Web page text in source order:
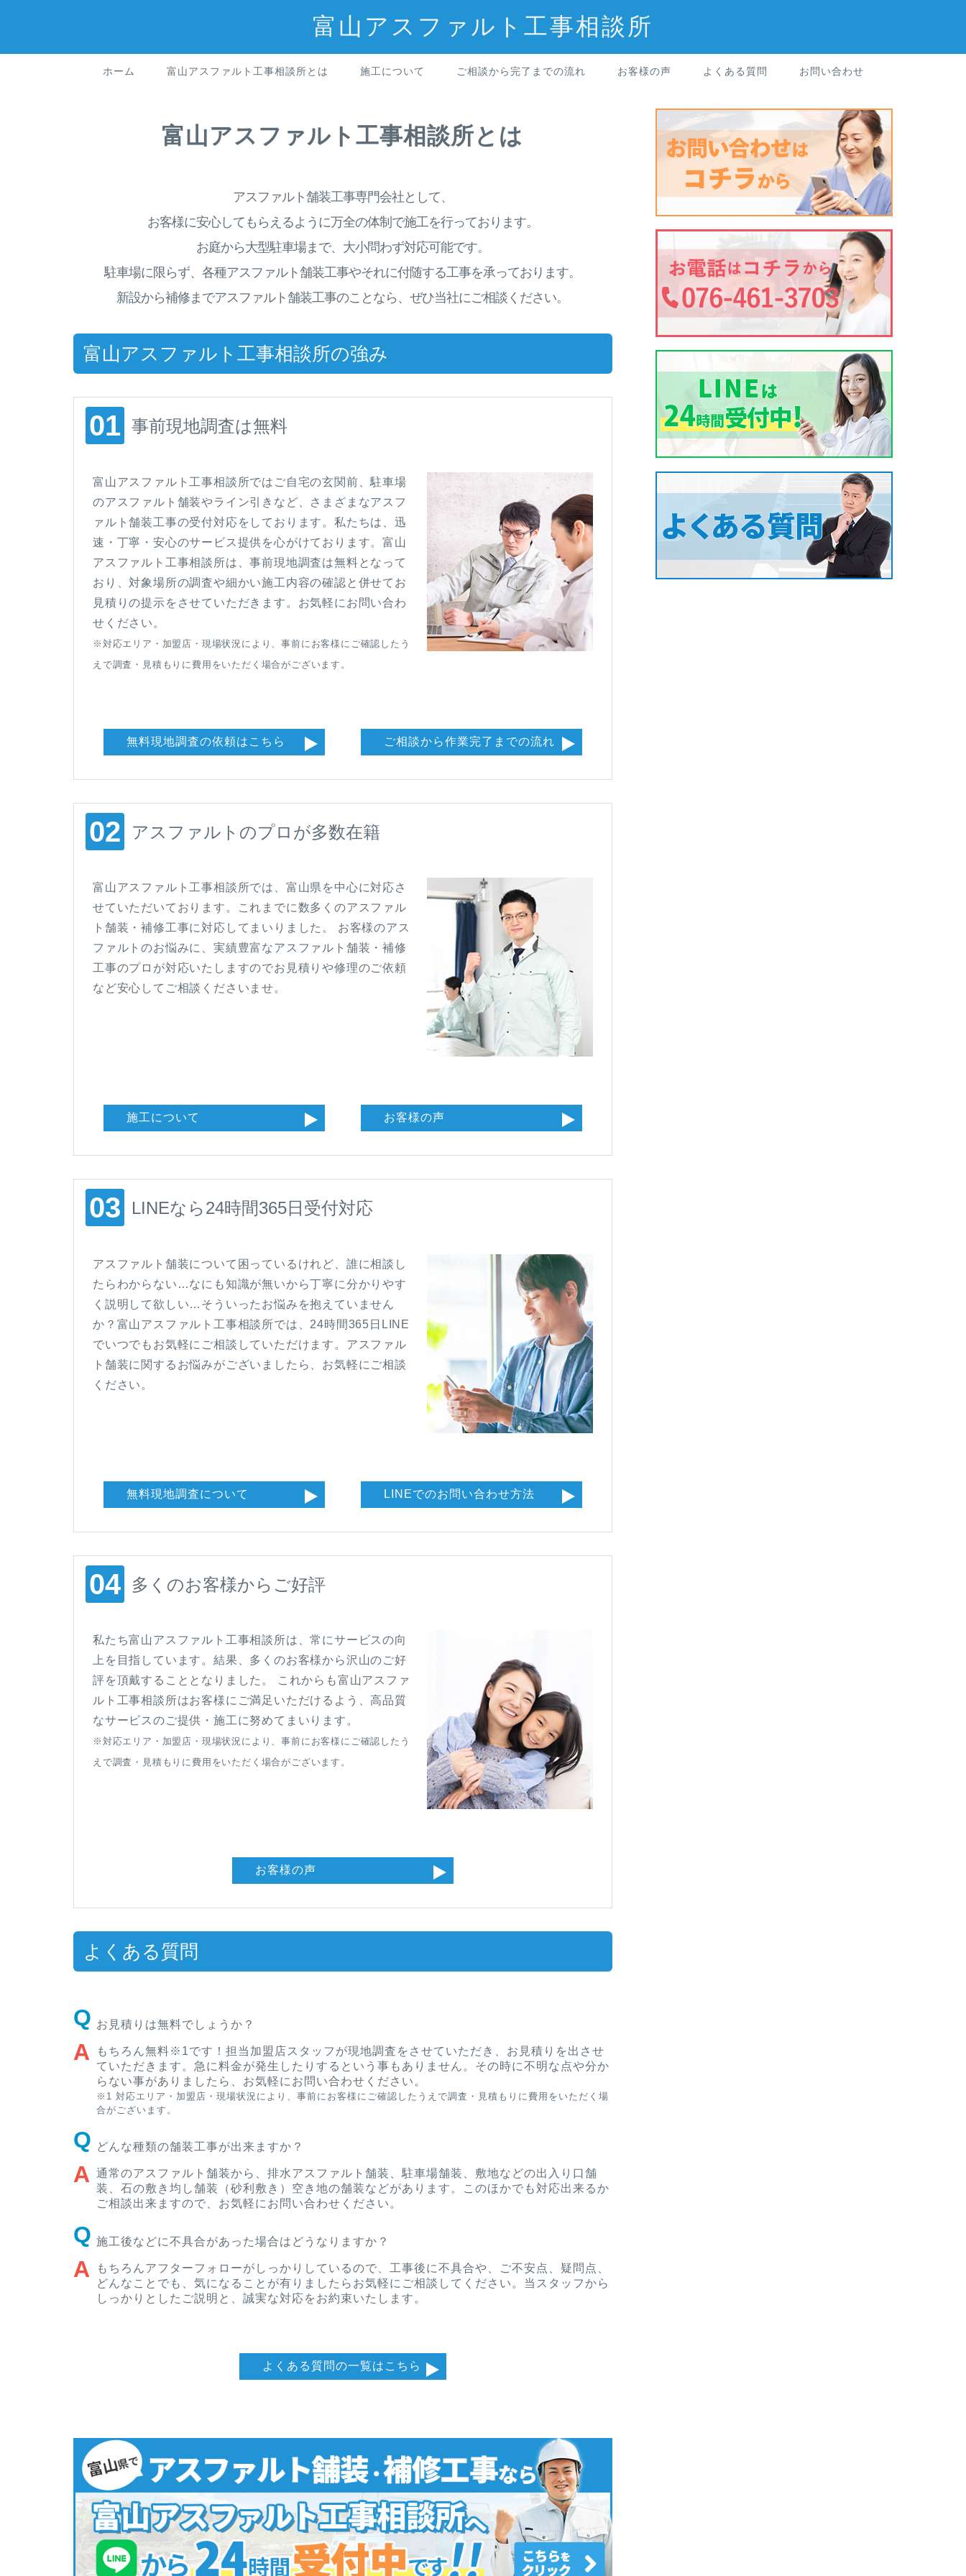
富山アスファルト工事相談所
ホーム 富山アスファルト工事相談所とは 施工について ご相談から完了までの流れ お客様の声 よくある質問 お問い合わせ
富山アスファルト工事相談所とは
アスファルト舗装工事専門会社として、
お客様に安心してもらえるように万全の体制で施工を行っております。
お庭から大型駐車場まで、大小問わず対応可能です。
駐車場に限らず、各種アスファルト舗装工事やそれに付随する工事を承っております。
新設から補修までアスファルト舗装工事のことなら、ぜひ当社にご相談ください。
富山アスファルト工事相談所の強み
事前現地調査は無料
富山アスファルト工事相談所ではご自宅の玄関前、駐車場
のアスファルト舗装やライン引きなど、さまざまなアスフ
ァルト舗装工事の受付対応をしております。私たちは、迅
速・丁寧・安心のサービス提供を心がけております。富山
アスファルト工事相談所は、事前現地調査は無料となって
おり、対象場所の調査や細かい施工内容の確認と併せてお
見積りの提示をさせていただきます。お気軽にお問い合わ
せください。
※対応エリア・加盟店・現場状況により、事前にお客様にご確認したう
えで調査・見積もりに費用をいただく場合がございます。
無料現地調査の依頼はこちら ご相談から作業完了までの流れ
アスファルトのプロが多数在籍
富山アスファルト工事相談所では、富山県を中心に対応さ
せていただいております。これまでに数多くのアスファル
ト舗装・補修工事に対応してまいりました。 お客様のアス
ファルトのお悩みに、実績豊富なアスファルト舗装・補修
工事のプロが対応いたしますのでお見積りや修理のご依頼
など安心してご相談くださいませ。
施工について お客様の声
LINEなら24時間365日受付対応
アスファルト舗装について困っているけれど、誰に相談し
たらわからない…なにも知識が無いから丁寧に分かりやす
く説明して欲しい…そういったお悩みを抱えていません
か？富山アスファルト工事相談所では、24時間365日LINE
でいつでもお気軽にご相談していただけます。アスファル
ト舗装に関するお悩みがございましたら、お気軽にご相談
ください。
無料現地調査について LINEでのお問い合わせ方法
多くのお客様からご好評
私たち富山アスファルト工事相談所は、常にサービスの向
上を目指しています。結果、多くのお客様から沢山のご好
評を頂戴することとなりました。 これからも富山アスファ
ルト工事相談所はお客様にご満足いただけるよう、高品質
なサービスのご提供・施工に努めてまいります。
※対応エリア・加盟店・現場状況により、事前にお客様にご確認したう
えで調査・見積もりに費用をいただく場合がございます。
お客様の声
よくある質問
お見積りは無料でしょうか？
もちろん無料※1です！担当加盟店スタッフが現地調査をさせていただき、お見積りを出させ
ていただきます。急に料金が発生したりするという事もありません。その時に不明な点や分か
らない事がありましたら、お気軽にお問い合わせください。
※1 対応エリア・加盟店・現場状況により、事前にお客様にご確認したうえで調査・見積もりに費用をいただく場
合がございます。
どんな種類の舗装工事が出来ますか？
通常のアスファルト舗装から、排水アスファルト舗装、駐車場舗装、敷地などの出入り口舗
装、石の敷き均し舗装（砂利敷き）空き地の舗装などがあります。このほかでも対応出来るか
ご相談出来ますので、お気軽にお問い合わせください。
施工後などに不具合があった場合はどうなりますか？
もちろんアフターフォローがしっかりしているので、工事後に不具合や、ご不安点、疑問点、
どんなことでも、気になることが有りましたらお気軽にご相談してください。当スタッフから
しっかりとしたご説明と、誠実な対応をお約束いたします。
よくある質問の一覧はこちら